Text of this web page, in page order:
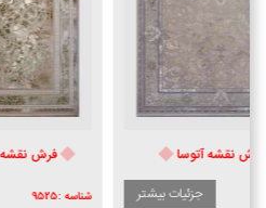
فرش نقشه سلین افشان
شناسه :9525 جزئیات بیشتر